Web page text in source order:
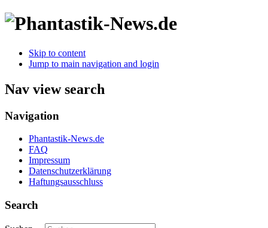
Skip to content
Jump to main navigation and login
Nav view search
Navigation
Phantastik-News.de
FAQ
Impressum
Datenschutzerklärung
Haftungsausschluss
Search